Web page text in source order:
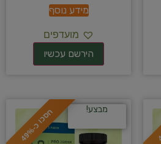
מידע נוסף
מועדפים
ח
ס
כ
ו
כ
-
4
9
% מבצע!